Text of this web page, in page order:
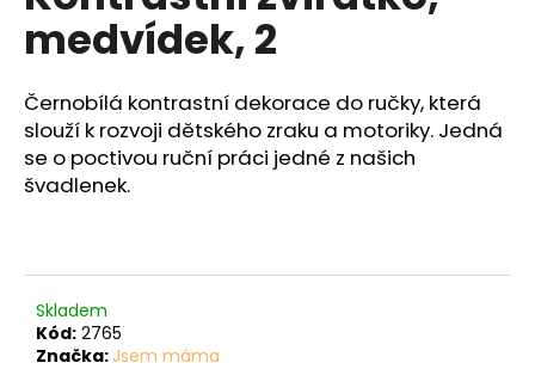
hvězdiček.
medvídek, 2
Černobílá kontrastní dekorace do ručky, která
slouží k rozvoji dětského zraku a motoriky. Jedná
se o poctivou ruční práci jedné z našich
švadlenek.
Skladem
Kód: 2765
Značka: Jsem máma
u
j
m
e